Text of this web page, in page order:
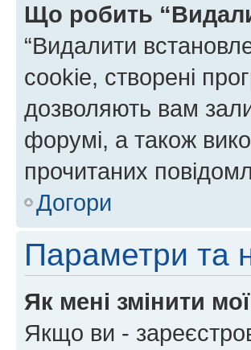
Що робить
“Видалити
cookie, створені
дозволяють вам
форумі, а також
прочитаних
Догори
Параметри та
Як мені змінити
Якщо ви -